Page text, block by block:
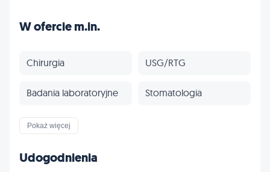
W ofercie m.in.
Chirurgia USG/RTG
Badania laboratoryjne Stomatologia
Kardiologia
Wizyty domowe
Pokaż więcej
Udogodnienia